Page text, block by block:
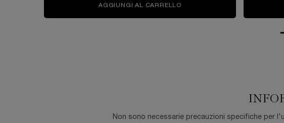
AGGIUNGI AL CARRELLO HYPNÔSE L'ABSOLU DE NOIR
Non sono necessarie precauzioni specifiche per